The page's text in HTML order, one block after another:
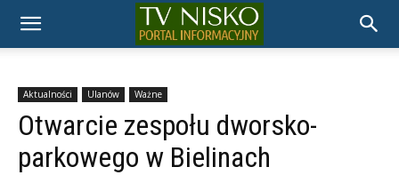
TELEWIZJA
NISKO
Aktualności Ulanów Ważne
Otwarcie zespołu dworsko-
parkowego w Bielinach